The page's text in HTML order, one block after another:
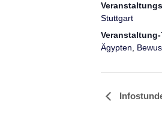
Stuttgart
Ägypten,
V